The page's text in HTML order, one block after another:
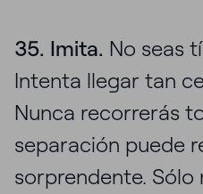
35. Imita. No seas
Intenta llegar tan
Nunca recorrerás
separación puede
sorprendente. Sólo